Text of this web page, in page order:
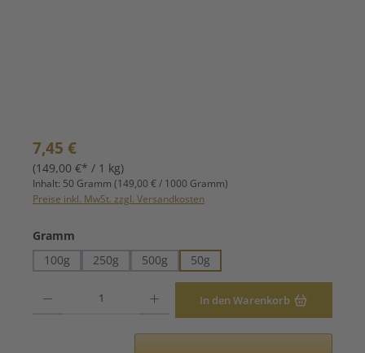
Regulärer Preis:
7,45 €
(149,00 €* / 1 kg)
Inhalt: 50 Gramm (149,00 € / 1000 Gramm)
Preise inkl. MwSt. zzgl. Versandkosten
Gramm
100g
250g 500g 50g
In den Warenkorb